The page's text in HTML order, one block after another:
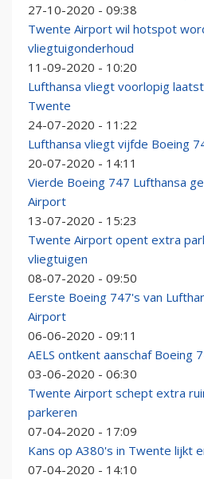
27-10-2020 - 09:38
Twente Airport wil hotspot
vliegtuigonderhoud
11-09-2020 - 10:20
Lufthansa vliegt voorlopig
Twente
24-07-2020 - 11:22
Lufthansa vliegt vijfde Boeing
20-07-2020 - 14:11
Vierde Boeing 747 Lufthansa
Airport
13-07-2020 - 15:23
Twente Airport opent extra
vliegtuigen
08-07-2020 - 09:50
Eerste Boeing 747's van
Airport
06-06-2020 - 09:11
AELS ontkent aanschaf Boeing
03-06-2020 - 06:30
Twente Airport schept extra
parkeren
07-04-2020 - 17:09
Kans op A380's in Twente lijkt
07-04-2020 - 14:10